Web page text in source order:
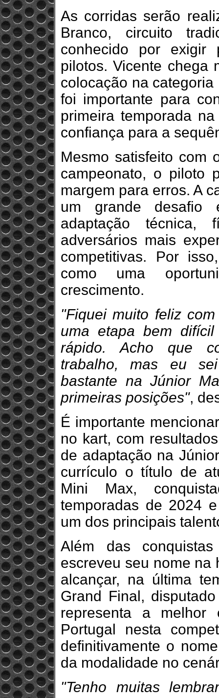
As corridas serão
Branco, circuito
conhecido por exigir
pilotos. Vicente chega
colocação na
foi importante para
primeira temporada
confiança para a
Mesmo satisfeito com
campeonato, o piloto
margem para erros. A
um grande desafio
adaptação
adversários mais
competitivas. Por
como uma
crescimento.
"Fiquei muito feliz
uma etapa bem
rápido. Acho que
trabalho, mas eu
bastante na Júnior
primeiras posições",
É importante
no kart, com
de adaptação na
currículo o título de
Mini Max,
temporadas de 2024
um dos principais
Além das
escreveu seu nome na
alcançar, na última
Grand Final,
representa a
Portugal nesta
definitivamente o
da modalidade no
"Tenho muitas